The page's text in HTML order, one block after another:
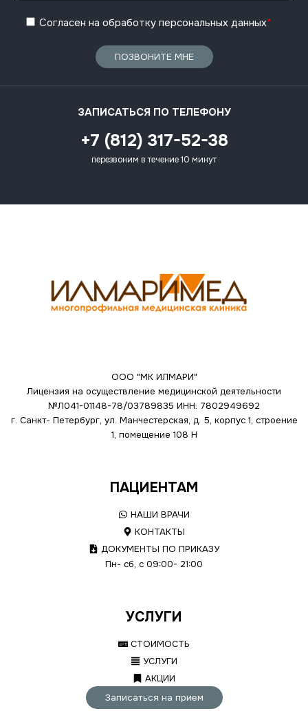
Согласен на обработку персональных данных*
ПОЗВОНИТЕ МНЕ
ЗАПИСАТЬСЯ ПО ТЕЛЕФОНУ
+7 (812) 317-52-38
перезвоним в течение 10 минут
ООО "МК ИЛМАРИ"
Лицензия на осуществление медицинской деятельности
№Л041-01148-78/03789835 ИНН: 7802949692
г. Санкт- Петербург, ул. Манчестерская, д. 5, корпус 1, строение
1, помещение 108 Н
ПАЦИЕНТАМ
НАШИ ВРАЧИ
КОНТАКТЫ
ДОКУМЕНТЫ ПО ПРИКАЗУ
Пн- сб, с 09:00- 21:00
УСЛУГИ
СТОИМОСТЬ
УСЛУГИ
АКЦИИ
Записаться на прием